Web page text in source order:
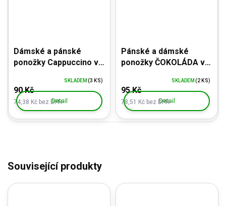
Dámské a pánské
ponožky Cappuccino v
kelímku
74,38 Kč bez DPH
90 Kč
SKLADEM (3 KS)
Detail
Pánské a dámské
ponožky ČOKOLÁDA v
78,51 Kč bez DPH
95 Kč
SKLADEM (2 KS)
Detail
Související produkty